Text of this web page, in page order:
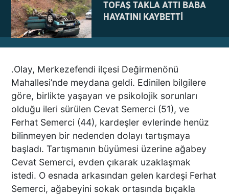
TOFAŞ TAKLA ATTI BABA
HAYATINI KAYBETTİ
NE BÖYLE BİR VAHŞİ NE DE
VAHŞET GÖRÜLDÜ
İNSANLIK DIŞI
VİCDANSIZLIK
AZRAİL’E “ELDEN SONRA
GEL” DEDİ! OKEYE DEVAM
ETTİ
.Olay, Merkezefendi ilçesi Değirmenönü
Mahallesi’nde meydana geldi. Edinilen bilgilere
göre, birlikte yaşayan ve psikolojik sorunları
olduğu ileri sürülen Cevat Semerci (51), ve
Ferhat Semerci (44), kardeşler evlerinde henüz
bilinmeyen bir nedenden dolayı tartışmaya
başladı. Tartışmanın büyümesi üzerine ağabey
Cevat Semerci, evden çıkarak uzaklaşmak
istedi. O esnada arkasından gelen kardeşi Ferhat
Semerci, ağabeyini sokak ortasında bıçakla